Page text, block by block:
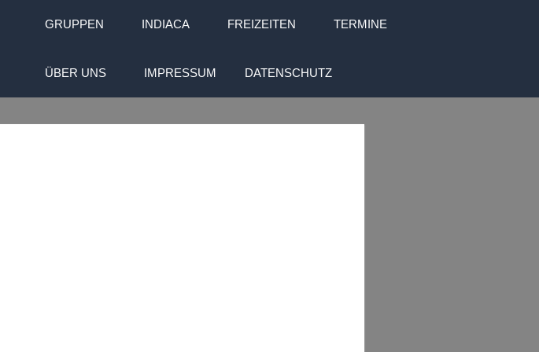
GRUPPEN INDIACA FREIZEITEN TERMINE
ÜBER UNS IMPRESSUM DATENSCHUTZ